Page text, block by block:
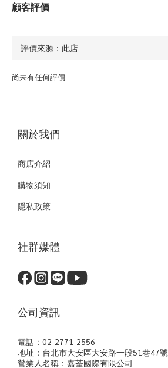
顧客評價
尚未有任何評價
關於我們
商店介紹
購物須知
隱私政策
社群媒體
公司資訊
電話：02-2771-2556
地址：台北市大安區大安路一段51巷47號
營業人名稱：嘉荃國際有限公司